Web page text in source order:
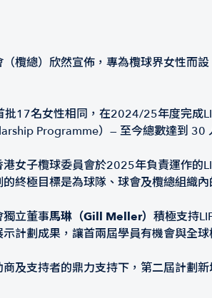
欖總）欣然宣佈，專為欖球界女性而
17名女性相同，在2024/25年度完成
Programme）— 至今總數達到 30
女子欖球委員會於2025年負責運作的
終極目標是為球隊、球會及欖總組織
獨立董事馬琳（Gill Meller） 積極支持
計劃成果，讓首兩屆學員有機會與全
及支持者的鼎力支持下，第二屆計劃